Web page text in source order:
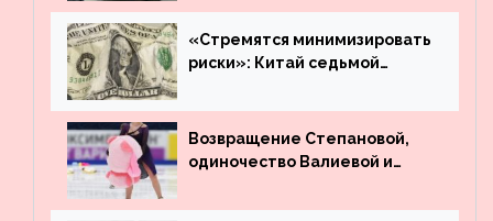
угнанную в Казахстан
машину
«Стремятся минимизировать
риски»: Китай седьмой
деньги из американского
госдолга
Возвращение Степановой,
одиночество Валиевой и
что обсуждают в мире